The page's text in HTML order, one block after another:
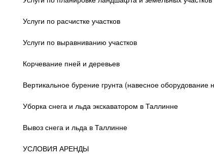
Услуги по расчистке участков
Услуги по выравниванию участков
Корчевание пней и деревьев
Вертикальное бурение грунта (навесное оборудование
Уборка снега и льда экскаватором в Таллинне
Вывоз снега и льда в Таллинне
УСЛОВИЯ АРЕНДЫ